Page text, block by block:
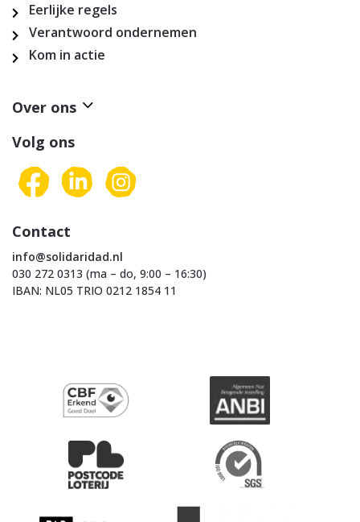
Eerlijke regels
Verantwoord ondernemen
Kom in actie
Over ons
Volg ons
Contact
info@solidaridad.nl
030 272 0313 (ma – do, 9:00 – 16:30)
IBAN: NL05 TRIO 0212 1854 11